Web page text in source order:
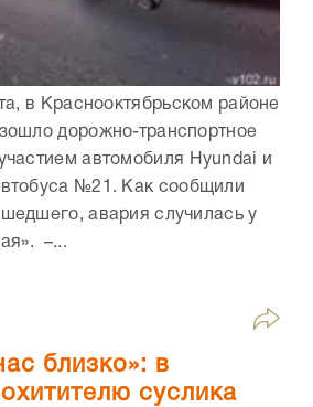
в Краснооктябрьском районе
дорожно-транспортное
автомобиля Hyundai и
№21. Как сообщили
авария случилась у
–...
близко»: в
суслика